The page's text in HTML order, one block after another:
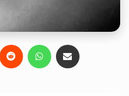
Pinterest
Reddit WhatsApp